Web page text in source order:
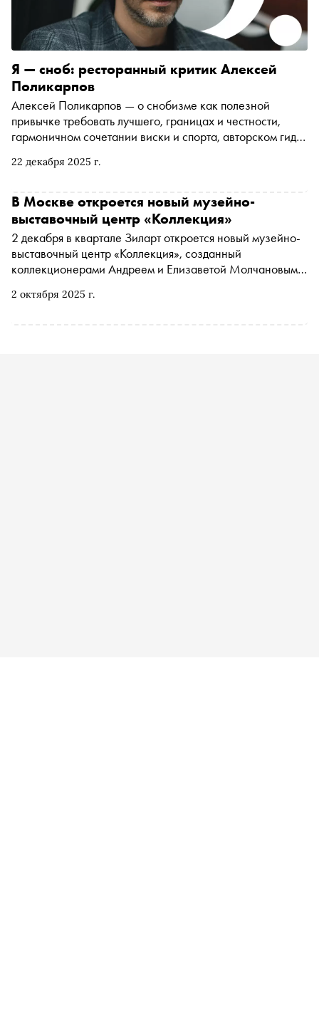
22 декабря 2025 г.
Я — сноб: ресторанный критик Алексей
Поликарпов
Алексей Поликарпов — о снобизме как полезной
привычке требовать лучшего, границах и честности,
гармоничном сочетании виски и спорта, авторском гиде
полюсов
2 октября 2025 г.
В Москве откроется новый музейно-
выставочный центр «Коллекция»
2 декабря в квартале Зиларт откроется новый музейно-
выставочный центр «Коллекция», созданный
коллекционерами Андреем и Елизаветой Молчановыми.
коллекционировании — не только как о хобби, но и как